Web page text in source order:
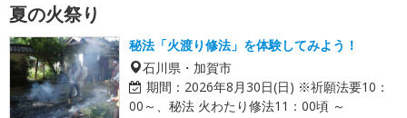
夏の火祭り
秘法「火渡り修法」を体験してみよう！
石川県・加賀市
期間： 2026年8月30日(日) ※祈願法要10：
00～、秘法 火わたり修法11：00頃 ～